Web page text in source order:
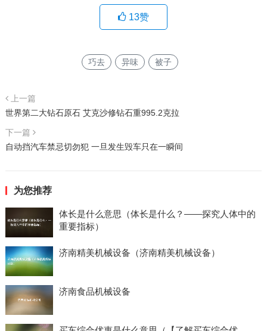
13赞
巧去 异味 被子
上一篇
世界第二大钻石原石 艾克沙修钻石重995.2克拉
下一篇
自动挡汽车禁忌切勿犯 一旦发生毁车只在一瞬间
为您推荐
体长是什么意思（体长是什么？——探究人体中的
重要指标）
济南精美机械设备（济南精美机械设备）
济南食品机械设备